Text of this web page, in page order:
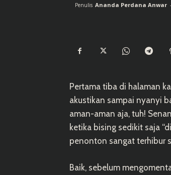
Penulis Ananda Perdana Anwar -
Pertama tiba di halaman
akustikan sampai nyanyi
aman-aman aja, tuh!
ketika bising sedikit saja
penonton sangat terhibur
Baik, sebelum